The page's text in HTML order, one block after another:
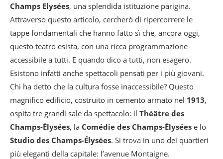
Champs Elysées, una splendida istituzione parigina.
Attraverso questo articolo, cercherò di ripercorrere le
tappe fondamentali che hanno fatto sì che, ancora oggi,
questo teatro esista, con una ricca programmazione
accessibile a tutti. E quando dico a tutti, non esagero.
Esistono infatti anche spettacoli pensati per i più giovani.
Chi ha detto che la cultura fosse inaccessibile? Questo
magnifico edificio, costruito in cemento armato nel 1913,
ospita tre grandi sale da spettacolo: il Théâtre des
Champs-Élysées, la Comédie des Champs-Élysées e lo
Studio des Champs-Élysées. Si trova in uno dei quartieri
più eleganti della capitale: l’avenue Montaigne.